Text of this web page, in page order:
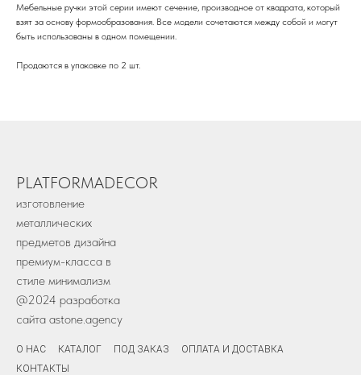
Мебельные ручки этой серии имеют сечение, производное от квадрата, который
взят за основу формообразования. Все модели сочетаются между собой и могут
быть использованы в одном помещении.
Продаются в упаковке по 2 шт.
PLATFORMADECOR
изготовление
металлических
предметов дизайна
премиум-класса в
стиле минимализм
@2024 разработка
сайта astone.agency
О НАС КАТАЛОГ ПОД ЗАКАЗ
ОПЛАТА И ДОСТАВКА
КОНТАКТЫ